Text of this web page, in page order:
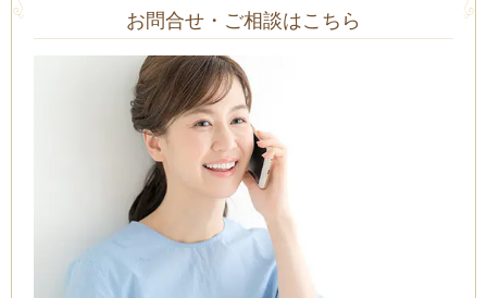
お問合せ・ご相談はこちら